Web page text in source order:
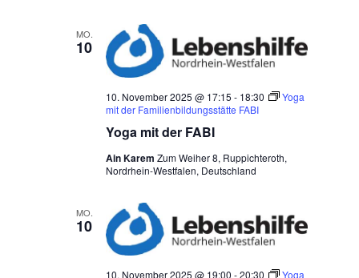
MO.
10
Yoga mit der FABI
10. November 2025 @ 17:15 - 18:30
Yoga
mit der Familienbildungsstätte FABI
Ain KaremZum Weiher 8, Ruppichteroth,
Nordrhein-Westfalen, Deutschland
MO.
10
10. November 2025 @ 19:00 -20:30
Yoga